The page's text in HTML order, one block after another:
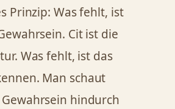
Prinzip: Was fehlt, ist
Cit ist die
Was fehlt, ist das
Man schaut
hindurch